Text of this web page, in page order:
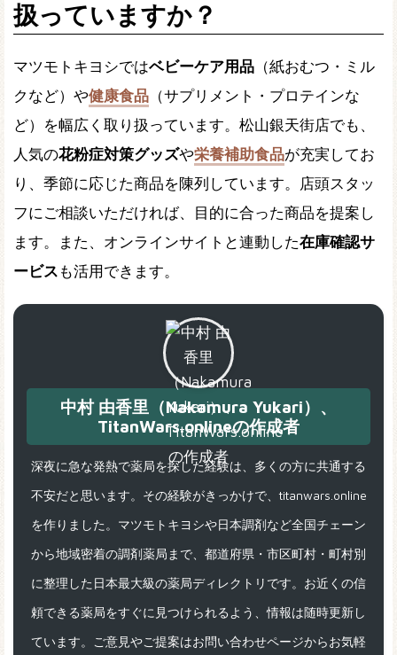
扱っていますか？
マツモトキヨシではベビーケア用品 （紙おむつ・ミル
クなど）や健康食品 （サプリメント・プロテインな
ど）を幅広く取り扱っています。松山銀天街店でも、
人気の花粉症対策グッズや栄養補助食品が充実してお
り、季節に応じた商品を陳列しています。店頭スタッ
フにご相談いただければ、目的に合った商品を提案し
ます。また、オンラインサイトと連動した在庫確認サ
ービス も活用できます。
中村 由香里（Nakamura Yukari）、
TitanWars.onlineの作成者
深夜に急な発熱で薬局を探した経験は、多くの方に共通する
不安だと思います。その経験がきっかけで、titanwars.online
を作りました。マツモトキヨシや日本調剤など全国チェーン
から地域密着の調剤薬局まで、都道府県・市区町村・町村別
に整理した日本最大級の薬局ディレクトリです。お近くの信
頼できる薬局をすぐに見つけられるよう、情報は随時更新し
ています。ご意見やご提案はお問い合わせページからお気軽